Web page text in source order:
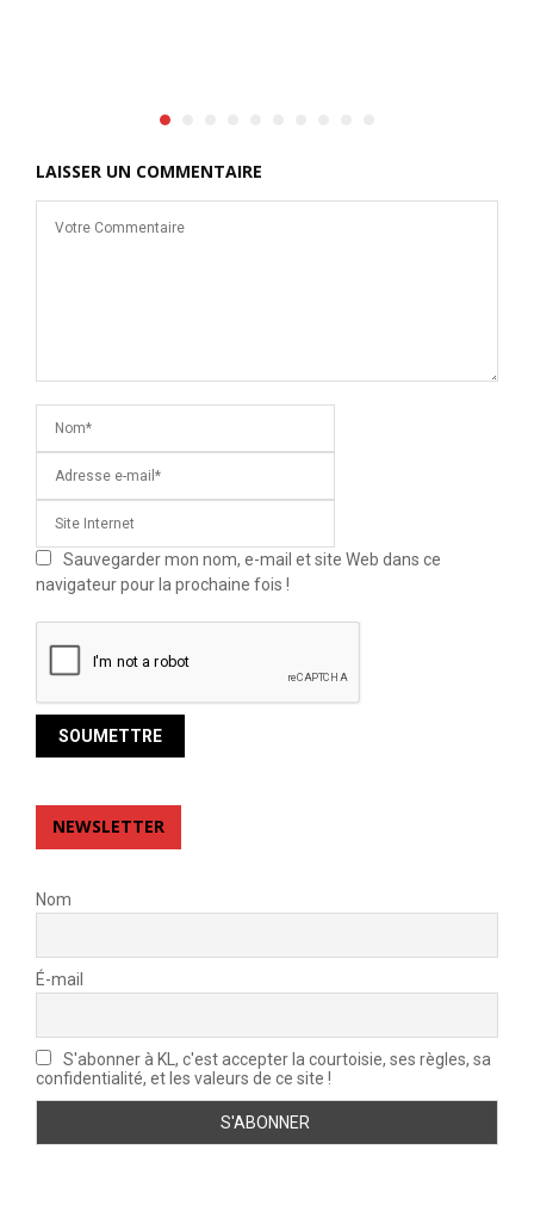
LAISSER UN COMMENTAIRE
Sauvegarder mon nom, e-mail et site Web dans ce
navigateur pour la prochaine fois !
NEWSLETTER
Nom
É-mail
S'abonner à KL, c'est accepter la courtoisie, ses règles, sa
confidentialité, et les valeurs de ce site !